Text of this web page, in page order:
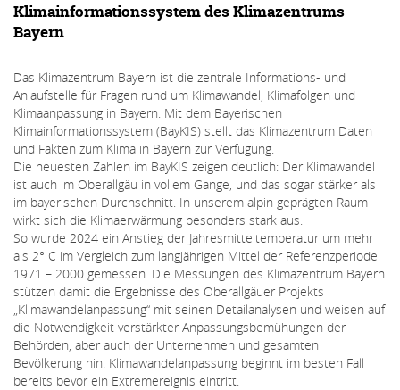
Klimainformationssystem des Klimazentrums
Bayern
Das Klimazentrum Bayern ist die zentrale Informations- und
Anlaufstelle für Fragen rund um Klimawandel, Klimafolgen und
Klimaanpassung in Bayern. Mit dem Bayerischen
Klimainformationssystem (BayKIS) stellt das Klimazentrum Daten
und Fakten zum Klima in Bayern zur Verfügung.
Die neuesten Zahlen im BayKIS zeigen deutlich: Der Klimawandel
ist auch im Oberallgäu in vollem Gange, und das sogar stärker als
im bayerischen Durchschnitt. In unserem alpin geprägten Raum
wirkt sich die Klimaerwärmung besonders stark aus.
So wurde 2024 ein Anstieg der Jahresmitteltemperatur um mehr
als 2° C im Vergleich zum langjährigen Mittel der Referenzperiode
1971 – 2000 gemessen. Die Messungen des Klimazentrum Bayern
stützen damit die Ergebnisse des Oberallgäuer Projekts
„Klimawandelanpassung“ mit seinen Detailanalysen und weisen auf
die Notwendigkeit verstärkter Anpassungsbemühungen der
Behörden, aber auch der Unternehmen und gesamten
Bevölkerung hin. Klimawandelanpassung beginnt im besten Fall
bereits bevor ein Extremereignis eintritt.